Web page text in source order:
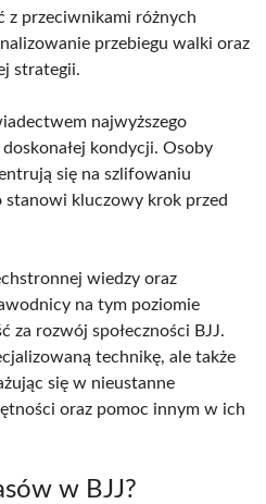
z przeciwnikami różnych
przebiegu walki oraz
strategii.
najwyższego
kondycji. Osoby
się na szlifowaniu
kluczowy krok przed
wiedzy oraz
na tym poziomie
za rozwój społeczności BJJ.
technikę, ale także
się w nieustanne
oraz pomoc innym w ich
w BJJ?